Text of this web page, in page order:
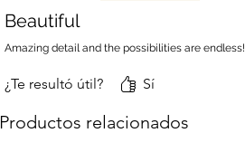
Beautiful
Amazing detail and the possibilities are endless!
¿Te resultó útil? Sí
Productos relacionados